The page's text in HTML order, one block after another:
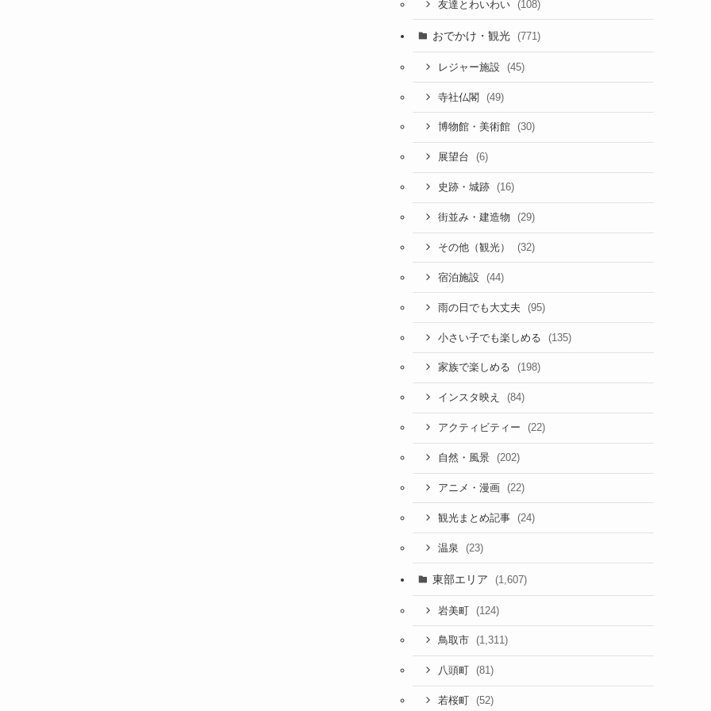
友達とわいわい (108)
おでかけ・観光 (771)
レジャー施設 (45)
寺社仏閣 (49)
博物館・美術館 (30)
展望台 (6)
史跡・城跡 (16)
街並み・建造物 (29)
その他（観光） (32)
宿泊施設 (44)
雨の日でも大丈夫 (95)
小さい子でも楽しめる (135)
家族で楽しめる (198)
インスタ映え (84)
アクティビティー (22)
自然・風景 (202)
アニメ・漫画 (22)
観光まとめ記事 (24)
温泉 (23)
東部エリア (1,607)
岩美町 (124)
鳥取市 (1,311)
八頭町 (81)
若桜町 (52)